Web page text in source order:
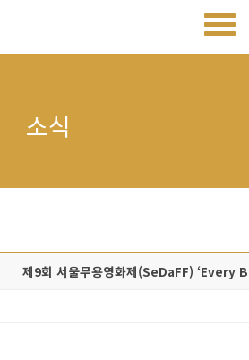
소식
제9회 서울무용영화제(SeDaFF) ‘Every